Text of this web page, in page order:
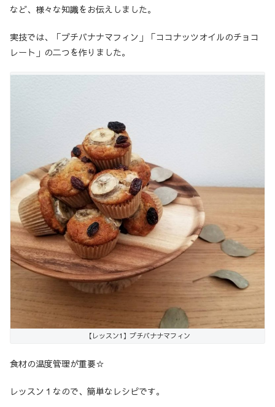
など、様々な知識をお伝えしました。
実技では、「プチバナナマフィン」「ココナッツオイルのチョコ
レート」の二つを作りました。
【レッスン1】プチバナナマフィン
食材の温度管理が重要☆
レッスン１なので、簡単なレシピです。